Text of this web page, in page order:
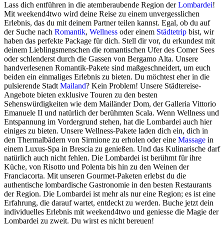
Lass dich entführen in die atemberaubende Region derLombardei!
Mit weekend4two wird deine Reise zu einem unvergesslichen
Erlebnis, das du mit deinem Partner teilen kannst. Egal, ob du auf
der Suche nach Romantik, Wellness oder einem Städtetrip bist, wir
haben das perfekte Package für dich. Stell dir vor, du erkundest mit
deinem Lieblingsmenschen die romantischen Ufer des Comer Sees
oder schlenderst durch die Gassen von Bergamo Alta. Unsere
handverlesenen Romantik-Pakete sind maßgeschneidert, um euch
beiden ein einmaliges Erlebnis zu bieten. Du möchtest eher in die
pulsierende StadtMailand? Kein Problem! Unsere Städtereise-
Angebote bieten exklusive Touren zu den besten
Sehenswürdigkeiten wie dem Mailänder Dom, der Galleria Vittorio
Emanuele II und natürlich der berühmten Scala. Wenn Wellness und
Entspannung im Vordergrund stehen, hat die Lombardei auch hier
einiges zu bieten. Unsere Wellness-Pakete laden dich ein, dich in
den Thermalbädern von Sirmione zu erholen oder eine Massage in
einem Luxus-Spa in Brescia zu genießen. Und das Kulinarische darf
natürlich auch nicht fehlen. Die Lombardei ist berühmt für ihre
Küche, von Risotto und Polenta bis hin zu den Weinen der
Franciacorta. Mit unseren Gourmet-Paketen erlebst du die
authentische lombardische Gastronomie in den besten Restaurants
der Region. Die Lombardei ist mehr als nur eine Region; es ist eine
Erfahrung, die darauf wartet, entdeckt zu werden. Buche jetzt dein
individuelles Erlebnis mit weekend4two und geniesse die Magie der
Lombardei zu zweit. Du wirst es nicht bereuen!